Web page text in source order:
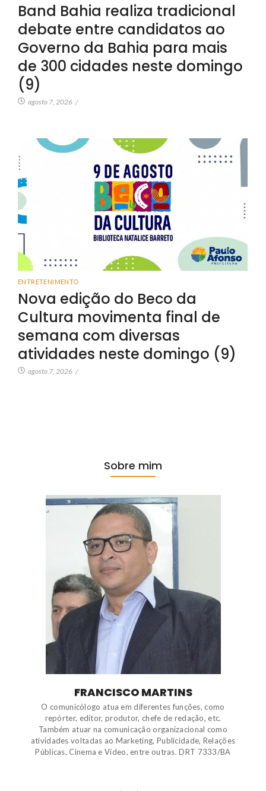
Band Bahia realiza tradicional
debate entre candidatos ao
Governo da Bahia para mais
de 300 cidades neste domingo
(9)
agosto 7, 2026 /
ENTRETENIMENTO
Nova edição do Beco da
Cultura movimenta final de
semana com diversas
atividades neste domingo (9)
agosto 7, 2026 /
Sobre mim
FRANCISCO MARTINS
O comunicólogo atua em diferentes funções, como
repórter, editor, produtor, chefe de redação, etc.
Também atuar na comunicação organizacional como
atividades voltadas ao Marketing, Publicidade, Relações
Públicas, Cinema e Vídeo, entre outras. DRT 7333/BA